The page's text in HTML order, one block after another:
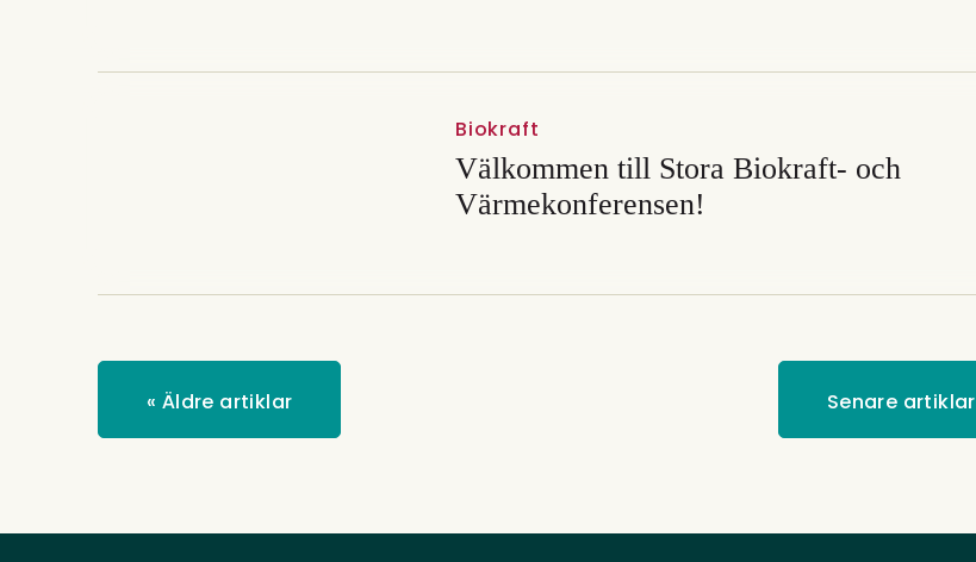
Biokraft
Välkommen till Stora Biokraft- och
Värmekonferensen!
« Äldre artiklar Senare artiklar